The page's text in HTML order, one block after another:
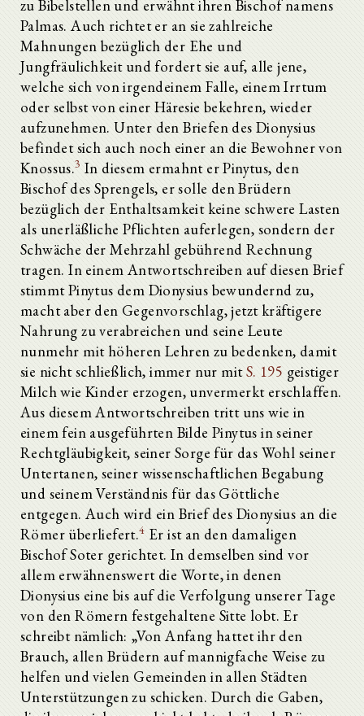
zu Bibelstellen und erwähnt ihren Bischof namens
Palmas. Auch richtet er an sie zahlreiche
Mahnungen bezüglich der Ehe und
Jungfräulichkeit und fordert sie auf, alle jene,
welche sich von irgendeinem Falle, einem Irrtum
oder selbst von einer Häresie bekehren, wieder
aufzunehmen. Unter den Briefen des Dionysius
befindet sich auch noch einer an die Bewohner von
Knossus.3 In diesem ermahnt er Pinytus, den
Bischof des Sprengels, er solle den Brüdern
bezüglich der Enthaltsamkeit keine schwere Lasten
als unerläßliche Pflichten auferlegen, sondern der
Schwäche der Mehrzahl gebührend Rechnung
tragen. In einem Antwortschreiben auf diesen Brief
stimmt Pinytus dem Dionysius bewundernd zu,
macht aber den Gegenvorschlag, jetzt kräftigere
Nahrung zu verabreichen und seine Leute
nunmehr mit höheren Lehren zu bedenken, damit
sie nicht schließlich, immer nur mitS. 195 geistiger
Milch wie Kinder erzogen, unvermerkt erschlaffen.
Aus diesem Antwortschreiben tritt uns wie in
einem fein ausgeführten Bilde Pinytus in seiner
Rechtgläubigkeit, seiner Sorge für das Wohl seiner
Untertanen, seiner wissenschaftlichen Begabung
und seinem Verständnis für das Göttliche
entgegen. Auch wird ein Brief des Dionysius an die
Römer überliefert.4 Er ist an den damaligen
Bischof Soter gerichtet. In demselben sind vor
allem erwähnenswert die Worte, in denen
Dionysius eine bis auf die Verfolgung unserer Tage
von den Römern festgehaltene Sitte lobt. Er
schreibt nämlich: „Von Anfang hattet ihr den
Brauch, allen Brüdern auf mannigfache Weise zu
helfen und vielen Gemeinden in allen Städten
Unterstützungen zu schicken. Durch die Gaben,